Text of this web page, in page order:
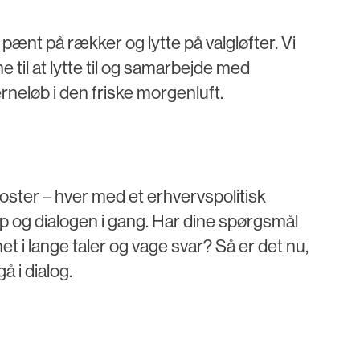
pænt på rækker og lytte på valgløfter. Vi
til at lytte til og samarbejde med
i den friske morgenluft.
– hver med et erhvervspolitisk
og dialogen i gang. Har dine spørgsmål
i lange taler og vage svar? Så er det nu,
i dialog.